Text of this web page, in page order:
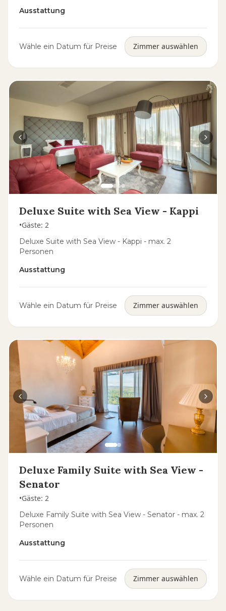
Ausstattung
Wähle ein Datum für Preise Zimmer auswählen
Deluxe Suite with Sea View - Kappi
•Gäste: 2
Deluxe Suite with Sea View - Kappi - max. 2
Personen
Ausstattung
Wähle ein Datum für Preise Zimmer auswählen
Deluxe Family Suite with Sea View -
Senator
•Gäste: 2
Deluxe Family Suite with Sea View - Senator - max. 2
Personen
Ausstattung
Wähle ein Datum für Preise Zimmer auswählen